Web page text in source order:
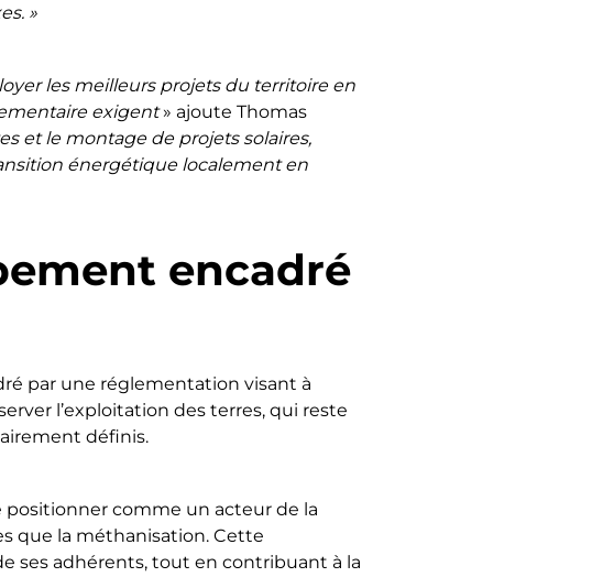
»
les meilleurs projets du territoire en
exigent» ajoute Thomas
et le montage de projets solaires,
énergétique localement en
encadré
par une réglementation visant à
l’exploitation des terres, qui reste
définis.
comme un acteur de la
que la méthanisation. Cette
ses adhérents, tout en contribuant à la